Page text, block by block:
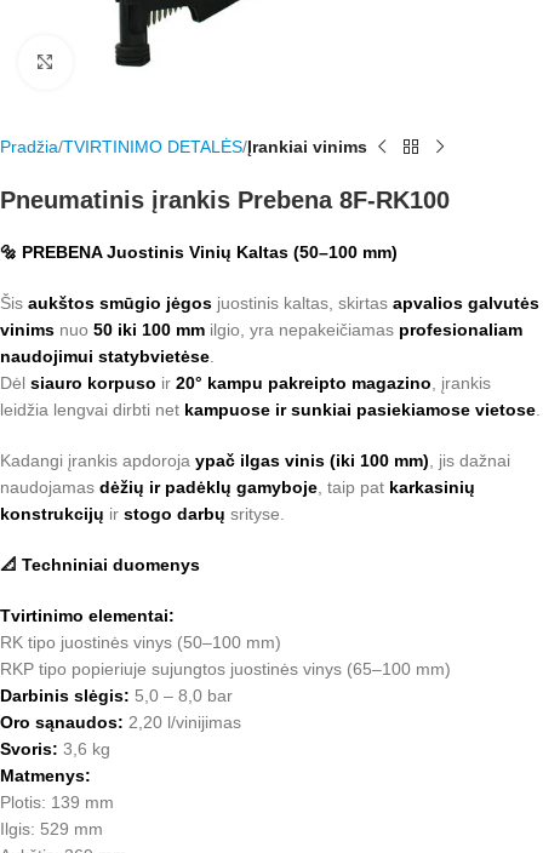
Rodyti nuotrauką visame ekrane
Pradžia TVIRTINIMO DETALĖS Įrankiai vinims
Pneumatinis įrankis Prebena 8F-RK100
🔩 PREBENA Juostinis Vinių Kaltas (50–100 mm)
Šis aukštos smūgio jėgos juostinis kaltas, skirtas apvalios galvutės
vinims nuo 50 iki 100 mm ilgio, yra nepakeičiamas profesionaliam
naudojimui statybvietėse
Dėl siauro korpuso ir 20° kampu pakreipto magazino , įrankis
leidžia lengvai dirbti net kampuose ir sunkiai pasiekiamose vietose
Kadangi įrankis apdoroja ypač ilgas vinis (iki 100 mm) , jis dažnai
naudojamas dėžių ir padėklų gamyboje , taip pat karkasinių
konstrukcijų ir stogo darbų srityse.
📐 Techniniai duomenys
Tvirtinimo elementai:
RK tipo juostinės vinys (50–100 mm)
RKP tipo popieriuje sujungtos juostinės vinys (65–100 mm)
Darbinis slėgis: 5,0 – 8,0 bar
Oro sąnaudos: 2,20 l/vinijimas
Svoris: 3,6 kg
Matmenys:
Plotis: 139 mm
Ilgis: 529 mm